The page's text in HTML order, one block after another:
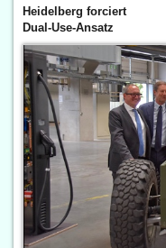
Heidelberg forciert
Dual-Use-Ansatz